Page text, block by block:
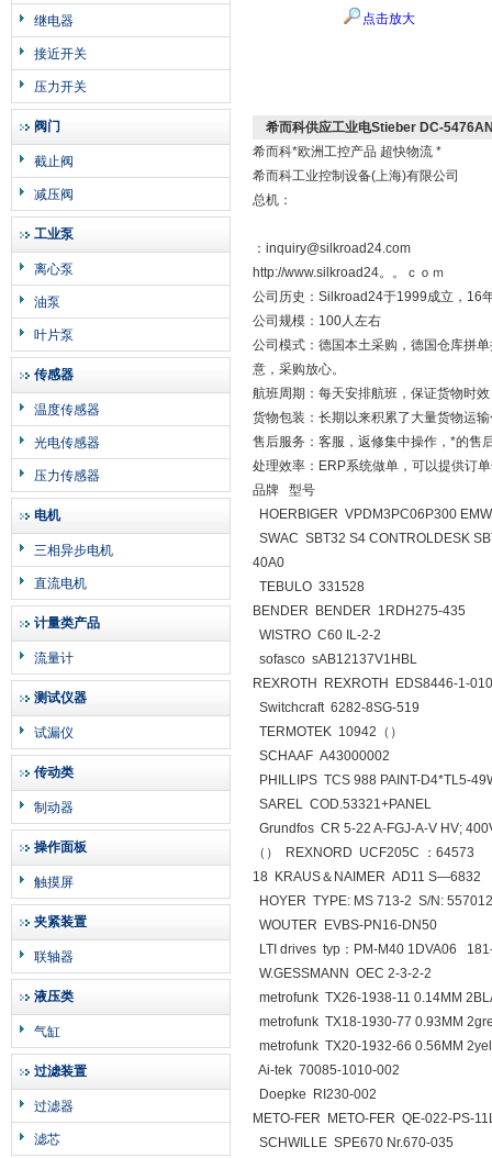
继电器
接近开关
压力开关
阀门
截止阀
减压阀
工业泵
离心泵
油泵
叶片泵
传感器
温度传感器
光电传感器
压力传感器
电机
三相异步电机
直流电机
计量类产品
流量计
测试仪器
试漏仪
传动类
制动器
操作面板
触摸屏
夹紧装置
联轴器
液压类
气缸
过滤装置
过滤器
滤芯
点击放大
希而科供应工业电Stieber DC-
希而科*欧洲工控产品 超快物流 *
希而科工业控制设备(上海)有限公司
总机：
：inquiry@silkroad24.com
http://www.silkroad24。。ｃｏｍ
公司历史：Silkroad24于1999成立，16
公司规模：100人左右
公司模式：德国本土采购，德国仓库拼
意，采购放心。
航班周期：每天安排航班，保证货物时
货物包装：长期以来积累了大量货物运
售后服务：客服，返修集中操作，*的售
处理效率：ERP系统做单，可以提供订
品牌 型号
HOERBIGER VPDM3PC06P300
SWAC SBT32 S4 CONTROLDESK
40A0
TEBULO 331528
BENDER BENDER 1RDH275-435
WISTRO C60 IL-2-2
sofasco sAB12137V1HBL
REXROTH REXROTH EDS8446-1-
Switchcraft 6282-8SG-519
TERMOTEK 10942（）
SCHAAF A43000002
PHILLIPS TCS 988 PAINT-D4*TL5-
SAREL COD.53321+PANEL
Grundfos CR 5-22 A-FGJ-A-V HV;
（） REXNORD UCF205C ：64573
18 KRAUS＆NAIMER AD11 S—6832
HOYER TYPE: MS 713-2 S/N:
WOUTER EVBS-PN16-DN50
LTI drives typ：PM-M40 1DVA06
W.GESSMANN OEC 2-3-2-2
metrofunk TX26-1938-11 0.14MM
metrofunk TX18-1930-77 0.93MM
metrofunk TX20-1932-66 0.56MM
Ai-tek 70085-1010-002
Doepke RI230-002
METO-FER METO-FER QE-022-PS-
SCHWILLE SPE670 Nr.670-035